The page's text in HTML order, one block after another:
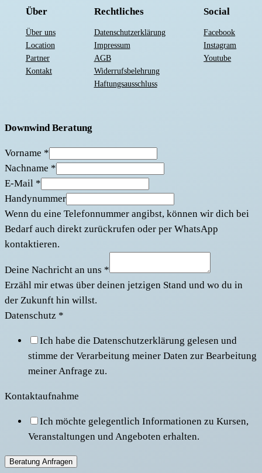
Über
Über uns
Location
Partner
Kontakt
Rechtliches
Datenschutzerklärung
Impressum
AGB
Widerrufsbelehrung
Haftungsausschluss
Social
Facebook
Instagram
Youtube
Downwind Beratung
Vorname *
Nachname *
E-Mail *
Handynummer
Wenn du eine Telefonnummer angibst, können wir dich bei
Bedarf auch direkt zurückrufen oder per WhatsApp
kontaktieren.
Deine Nachricht an uns *
Erzähl mir etwas über deinen jetzigen Stand und wo du in
der Zukunft hin willst.
Datenschutz *
Ich habe die Datenschutzerklärung gelesen und
stimme der Verarbeitung meiner Daten zur Bearbeitung
meiner Anfrage zu.
Kontaktaufnahme
Ich möchte gelegentlich Informationen zu Kursen,
Veranstaltungen und Angeboten erhalten.
Beratung Anfragen